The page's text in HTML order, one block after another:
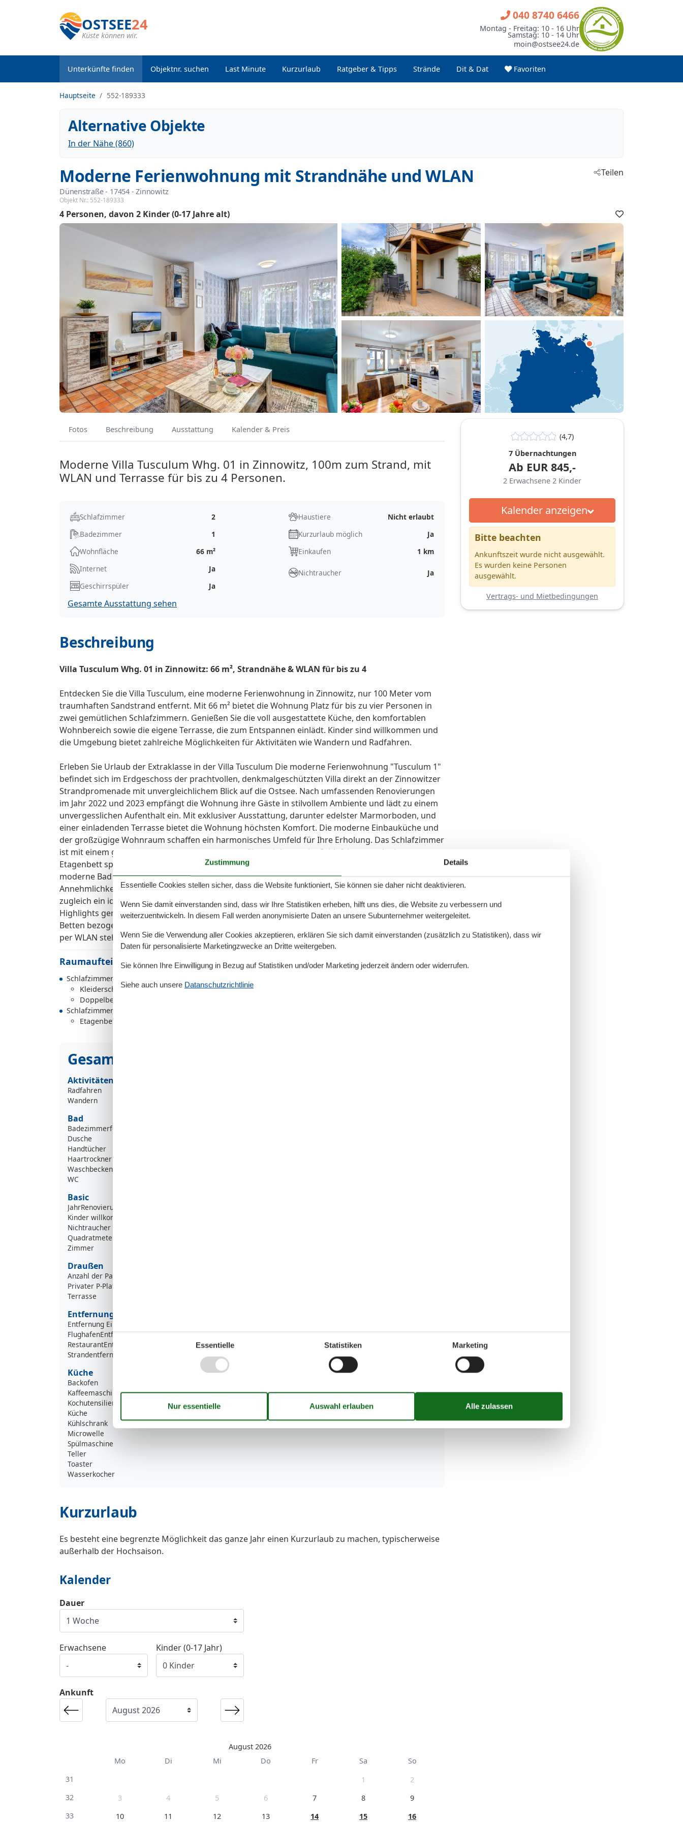
OSTSEE24
Küste können wir.
Unterkünfte finden Objektnr. suchen Last Minute Kurzurlaub Ratgeber & Tipps Strände Dit & Dat Favoriten
040 8740 6466
Montag - Freitag: 10 - 16 Uhr
Samstag: 10 - 14 Uhr
moin@ostsee24.de
Hauptseite 552-189333
Alternative Objekte
In der Nähe (860)
Moderne Ferienwohnung mit Strandnähe und WLAN
Dünenstraße - 17454 - Zinnowitz
Objekt Nr.: 552-189333
Teilen
4 Personen davon 2 Kinder (0-17 Jahre alt)
Fotos Beschreibung Ausstattung Kalender & Preis
Moderne Villa Tusculum Whg. 01 in Zinnowitz, 100m zum Strand, mit
WLAN und Terrasse für bis zu 4 Personen.
Schlafzimmer
2
Badezimmer
1
Wohnfläche
66 m²
Haustiere
Nicht erlaubt
Kurzurlaub möglich
Ja
Einkaufen
1 km
Internet
Ja
Geschirrspüler
Ja
Nichtraucher Ja
Gesamte Ausstattung sehen
Beschreibung
Villa Tusculum Whg. 01 in Zinnowitz: 66 m², Strandnähe & WLAN für bis zu 4
Entdecken Sie die Villa Tusculum, eine moderne Ferienwohnung in Zinnowitz, nur 100 Meter vom
traumhaften Sandstrand entfernt. Mit 66 m² bietet die Wohnung Platz für bis zu vier Personen in
zwei gemütlichen Schlafzimmern. Genießen Sie die voll ausgestattete Küche, den komfortablen
Wohnbereich sowie die eigene Terrasse, die zum Entspannen einlädt. Kinder sind willkommen und
die Umgebung bietet zahlreiche Möglichkeiten für Aktivitäten wie Wandern und Radfahren.
Erleben Sie Urlaub der Extraklasse in der Villa Tusculum Die moderne Ferienwohnung "Tusculum 1"
befindet sich im Erdgeschoss der prachtvollen, denkmalgeschützten Villa direkt an der Zinnowitzer
Strandpromenade mit unvergleichlichem Blick auf die Ostsee. Nach umfassenden Renovierungen
im Jahr 2022 und 2023 empfängt die Wohnung ihre Gäste in stilvollem Ambiente und lädt zu einem
unvergesslichen Aufenthalt ein. Mit exklusiver Ausstattung, darunter edelster Marmorboden, und
einer einladenden Terrasse bietet die Wohnung höchsten Komfort. Die moderne Einbauküche und
der großzügige Wohnraum schaffen ein harmonisches Umfeld für Ihre Erholung. Das Schlafzimmer
ist mit einem großen Doppelbett ausgestattet, während das zweite Schlafzimmer mit einem
Etagenbett speziell für Kinder gedacht ist, die hier ihre eigenen Träume verwirklichen können. Das
moderne Bad überzeugt durch eine großzügige, ebenerdige Dusche und sorgt für zusätzliche
Annehmlichkeiten. Diese Ferienwohnung ist der perfekte Rückzugsort für Ruhesuchende und
zugleich ein idealer Ausgangspunkt für Aktivurlauber, die sowohl sportliche als auch kulturelle
Highlights genießen möchten. Zusätzliche Annehmlichkeiten und Service: - Bei Ihrer Anreise sind die
Betten bezogen und die Handtücher liegen bereit (Erstausstattung) - Kostenloser Internetzugang
per WLAN steht den Gästen zur Verfügung - ein kostenloser PKW-Stellplatz am Haus
Raumaufteilung
Schlafzimmer, 2 Personen
Kleiderschrank
Doppelbett
Schlafzimmer, 2 Personen
Etagenbett (Nur Kinder)
Gesamte Ausstattung
Aktivitäten
Radfahren
Wandern
Bad
Badezimmerfenster
Dusche
Handtücher
Haartrockner
Waschbecken
WC
Basic
JahrRenovierung
Kinder willkommen
Nichtraucher
Quadratmeter
Zimmer
Draußen
Anzahl der Parkplätze
Privater P-Platz
Terrasse
Entfernung
Entfernung Einkauf
FlughafenEntfernung
35000 km
RestaurantEntfernung
500 m
Strandentfernung
100 m
Küche
Backofen
Kaffeemaschine
Kochutensilien
Küche
Kühlschrank
Microwelle
Spülmaschine
Teller
Toaster
Wasserkocher
Warmes Wasser
Kurzurlaub
Es besteht eine begrenzte Möglichkeit das ganze Jahr einen Kurzurlaub zu machen, typischerweise
außerhalb der Hochsaison.
Kalender
Ankunft
August 2026
Mo
Di Mi Do Fr Sa
So
31
1
2
32
3 4 5 6 7 8
9
33
10 11 12 13 14 15 16
Dauer
Erwachsene Kinder (0-17 Jahr)
(4,7)
7 Übernachtungen
Ab EUR 845,-
2 Erwachsene 2 Kinder
Kalender anzeigen
Bitte beachten
Ankunftszeit wurde nicht ausgewählt.
Es wurden keine Personen
ausgewählt.
Vertrags- und Mietbedingungen
Zustimmung Details
Essentielle Cookies stellen sicher, dass die Website funktioniert, Sie können sie daher nicht deaktivieren.
Wenn Sie damit einverstanden sind, dass wir Ihre Statistiken erheben, hilft uns dies, die Website zu verbessern und
weiterzuentwickeln. In diesem Fall werden anonymisierte Daten an unsere Subunternehmer weitergeleitet.
Wenn Sie die Verwendung aller Cookies akzeptieren, erklären Sie sich damit einverstanden (zusätzlich zu Statistiken), dass wir
Daten für personalisierte Marketingzwecke an Dritte weitergeben.
Sie können Ihre Einwilligung in Bezug auf Statistiken und/oder Marketing jederzeit ändern oder widerrufen.
Siehe auch unsere Datanschutzrichtlinie
Essentielle Statistiken Marketing